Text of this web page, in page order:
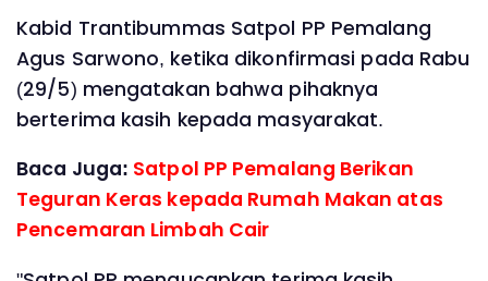
Kabid Trantibummas Satpol PP Pemalang
Agus Sarwono, ketika dikonfirmasi pada Rabu
(29/5) mengatakan bahwa pihaknya
berterima kasih kepada masyarakat.
Baca Juga: Satpol PP Pemalang Berikan
Teguran Keras kepada Rumah Makan atas
Pencemaran Limbah Cair